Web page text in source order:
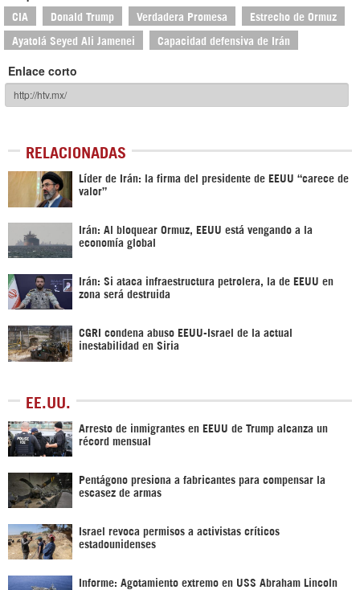
CIA Donald Trump Verdadera Promesa Estrecho de Ormuz
Ayatolá Seyed Ali Jamenei Capacidad defensiva de Irán
Enlace corto
RELACIONADAS
Líder de Irán: la firma del presidente de EEUU “carece de
valor”
Irán: Al bloquear Ormuz, EEUU está vengando a la
economía global
Irán: Si ataca infraestructura petrolera, la de EEUU en
zona será destruida
CGRI condena abuso EEUU-Israel de la actual
inestabilidad en Siria
EE.UU.
Arresto de inmigrantes en EEUU de Trump alcanza un
récord mensual
Pentágono presiona a fabricantes para compensar la
escasez de armas
Israel revoca permisos a activistas críticos
estadounidenses
Informe: Agotamiento extremo en USS Abraham Lincoln